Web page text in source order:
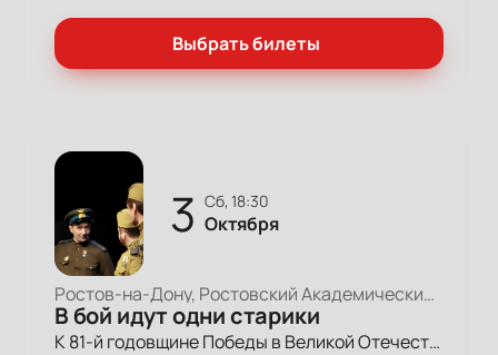
Выбрать билеты
3 сб, 18:30
Октября
Ростов-на-Дону, Ростовский Академический Театр Драмы, Большая сцена
В бой идут одни старики
К 81-й годовщине Победы в Великой Отечественной войне Театр драмы имени Горького представит спектакль «В бой идут одни «старики»» по мотивам легендарного одноименного кинофильма Леонида Быкова 1973 года.